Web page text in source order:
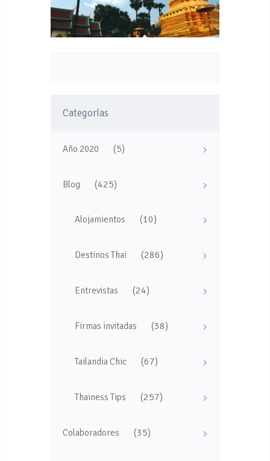
Categorías
Año 2020 (5)
Blog (425)
Alojamientos (10)
Destinos Thai (286)
Entrevistas (24)
Firmas invitadas (38)
Tailandia Chic (67)
Thainess Tips (257)
Colaboradores (35)